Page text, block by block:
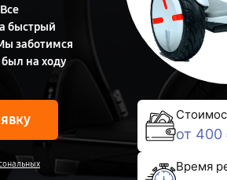
быстрый
заботимся
на ходу
от 400
Время